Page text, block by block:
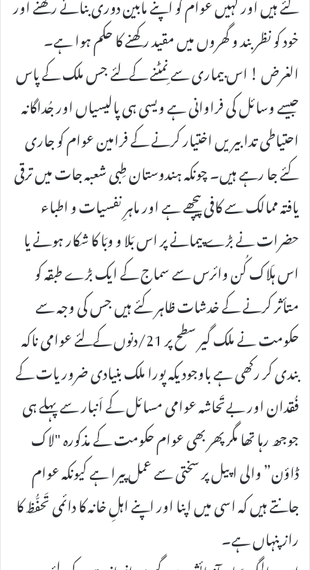
خود کو نظر بند و گھروں میں مقید رکھنے کا حکم ہوا ہے۔
الغرض ! اس بیماری سے نِمٹنے کےلئے جس ملک کے پاس
جیسے وسائل کی فراوانی ہے ویسی ہی پالیسیاں اور جُداگانہ
احتیاطی تدابیریں اختیار کرنے کے فرامین عوام کو جاری
کئے جا رہے ہیں۔ چونکہ ہندوستان طِبی شعبہ جات میں ترقی
یافتہ ممالک سے کافی پیچھے ہے اور ماہرِ نفسیات و اطباء
حضرات نے بڑے پیمانے پر اس بَلا و وبَا کا شکار ہونے یا
اس ہَلاک کُن وائرس سے سماج کے ایک بڑے طبقہ کو
متأثر کرنے کے خدشات ظاہر کئے ہیں جس کی وجہ سے
حکومت نے ملک گیر سطح پر 21/دنوں کےلئے عوامی ناکہ
بندی کر رکھی ہے باوجودیکہ پورا ملک بنیادی ضروریات کے
فُقدان اور بےتَحاشہ عوامی مسائل کے اَنبار سے پہلے ہی
جوجھ رہا تھا مگر پھر بھی عوام حکومت کے مذکورہ "لاک
ڈاؤن” والی اپیل پر سختی سے عمل پیرا ہے کیونکہ عوام
جانتے ہیں کہ اسی میں اپنا اور اپنے اہلِ خانہ کا دائمی تَحفُّظ کا
راز پنہاں ہے۔